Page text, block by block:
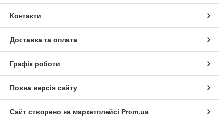
Контакти
Доставка та оплата
Графік роботи
Повна версія сайту
Сайт створено на маркетплейсі Prom.ua